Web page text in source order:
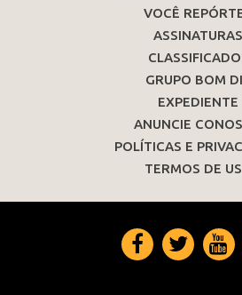
VOCÊ
ASSINATURAS
GRUPO BOM
EXPEDIENTE
ANUNCIE
POLÍTICAS E
TERMOS DE